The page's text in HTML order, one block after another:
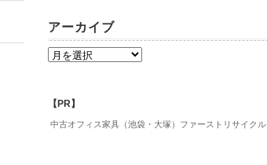
アーカイブ
【PR】
中古オフィス家具（池袋・大塚）ファーストリサイクル